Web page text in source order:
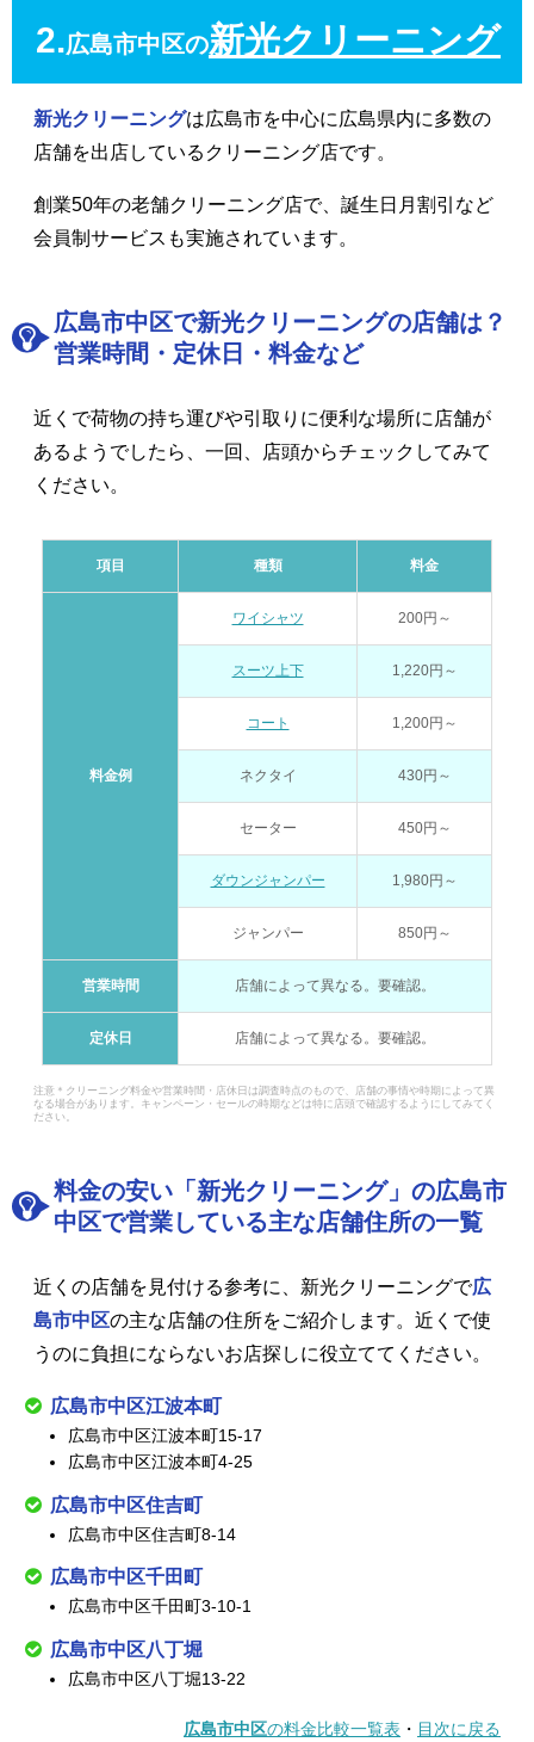
2.広島市中区の新光クリーニング
新光クリーニングは広島市を中心に広島県内に多数の
店舗を出店しているクリーニング店です。
創業50年の老舗クリーニング店で、誕生日月割引など
会員制サービスも実施されています。
広島市中区で新光クリーニングの店舗は？
営業時間・定休日・料金など
近くで荷物の持ち運びや引取りに便利な場所に店舗が
あるようでしたら、一回、店頭からチェックしてみて
ください。
項目 種類 料金
料金例
ワイシャツ 200円～
スーツ上下 1,220円～
コート 1,200円～
ネクタイ 430円～
セーター 450円～
ダウンジャンパー 1,980円～
ジャンパー 850円～
営業時間 店舗によって異なる。要確認。
定休日 店舗によって異なる。要確認。
注意＊クリーニング料金や営業時間・店休日は調査時点のもので、店舗の事情や時期によって異
なる場合があります。キャンペーン・セールの時期などは特に店頭で確認するようにしてみてく
ださい。
料金の安い「新光クリーニング」の広島市
中区で営業している主な店舗住所の一覧
近くの店舗を見付ける参考に、新光クリーニングで広
島市中区の主な店舗の住所をご紹介します。近くで使
うのに負担にならないお店探しに役立ててください。
広島市中区江波本町
広島市中区江波本町15-17
広島市中区江波本町4-25
広島市中区住吉町
広島市中区住吉町8-14
広島市中区千田町
広島市中区千田町3-10-1
広島市中区八丁堀
広島市中区八丁堀13-22
広島市中区の料金比較一覧表 ・ 目次に戻る